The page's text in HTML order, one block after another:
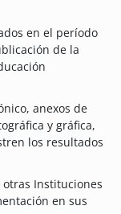
en el período
de la
anexos de
y gráfica,
los resultados
Instituciones
en sus